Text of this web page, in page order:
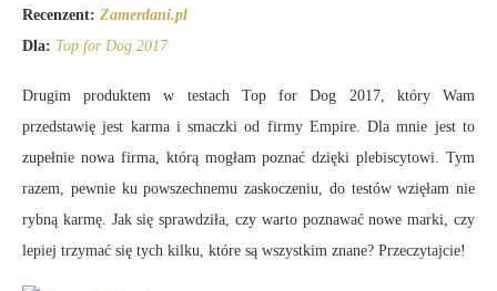
Recenzent: Zamerdani.pl
Dla: Top for Dog 2017
Drugim produktem w testach Top for Dog 2017, który Wam
przedstawię jest karma i smaczki od firmy Empire. Dla mnie jest to
zupełnie nowa firma, którą mogłam poznać dzięki plebiscytowi. Tym
razem, pewnie ku powszechnemu zaskoczeniu, do testów wzięłam nie
rybną karmę. Jak się sprawdziła, czy warto poznawać nowe marki, czy
lepiej trzymać się tych kilku, które są wszystkim znane? Przeczytajcie!